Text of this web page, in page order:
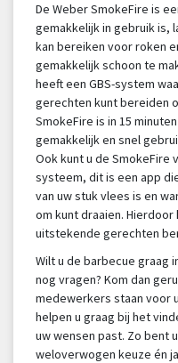
De Weber SmokeFire is
gemakkelijk in gebruik is,
kan bereiken voor roken
gemakkelijk schoon te
heeft een GBS-system
gerechten kunt bereiden
SmokeFire is in 15
gemakkelijk en snel
Ook kunt u de SmokeFire
systeem, dit is een app
van uw stuk vlees is en
om kunt draaien.
uitstekende gerechten
Wilt u de barbecue graag
nog vragen? Kom dan
medewerkers staan voor
helpen u graag bij het
uw wensen past. Zo bent
weloverwogen keuze én